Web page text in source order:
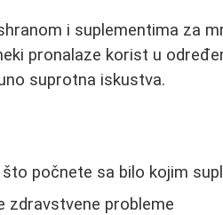
i suplementima za
pronalaze korist u
suprotna iskustva.
počnete sa bilo kojim
zdravstvene probleme